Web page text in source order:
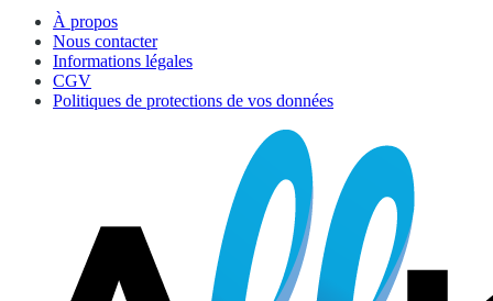
À propos
Nous contacter
Informations légales
CGV
Politiques de protections de vos données